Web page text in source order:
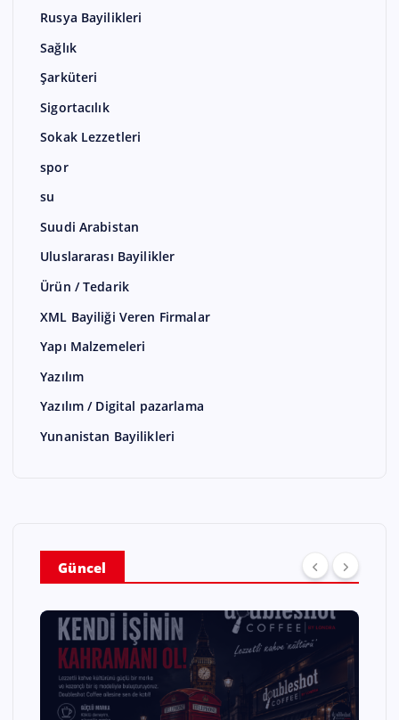
Rusya Bayilikleri
Sağlık
Şarküteri
Sigortacılık
Sokak Lezzetleri
spor
su
Suudi Arabistan
Uluslararası Bayilikler
Ürün / Tedarik
XML Bayiliği Veren Firmalar
Yapı Malzemeleri
Yazılım
Yazılım / Digital pazarlama
Yunanistan Bayilikleri
Güncel